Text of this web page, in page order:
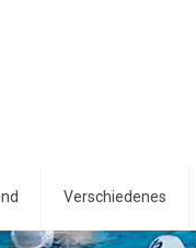
Verschiedenes